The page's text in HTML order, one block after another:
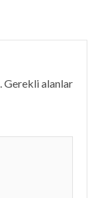
Gerekli alanlar